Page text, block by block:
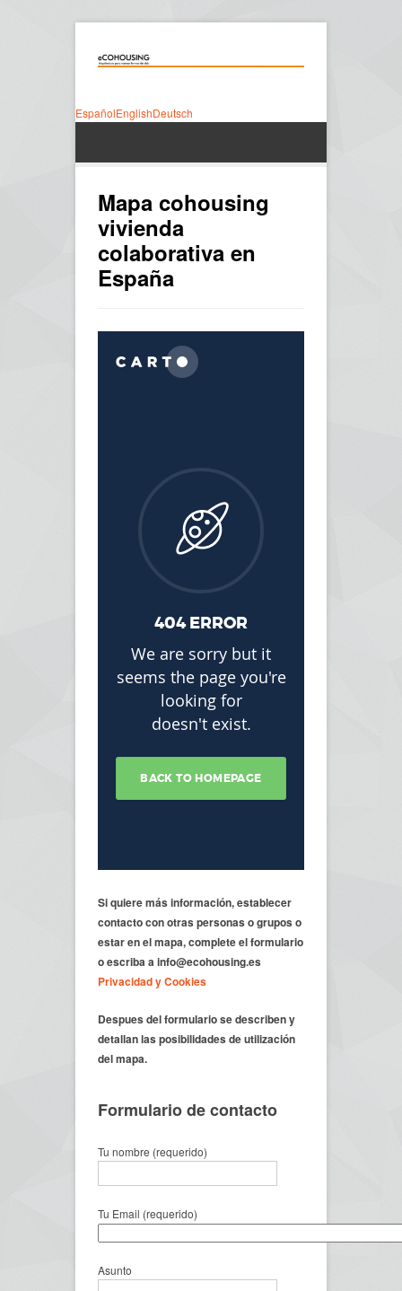
EspañolEnglishDeutsch
Mapa cohousing
vivienda
colaborativa en
España
Si quiere más información,establecer
contacto con otras personas o grupos o
estar en el mapa, complete el formulario
o escriba a info@ecohousing.es
Privacidad y Cookies
Despues del formulario se describen y
detallan las posibilidades de utilización
del mapa.
Formulario de contacto
Tu nombre (requerido)
Tu Email (requerido)
Asunto